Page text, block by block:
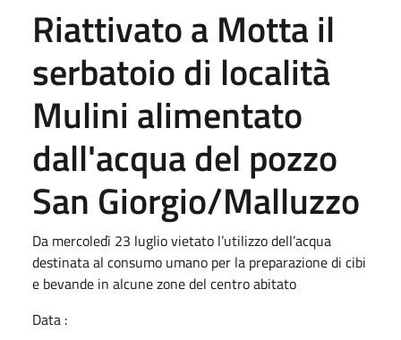
Riattivato a Motta il
serbatoio di località
Mulini alimentato
dall'acqua del pozzo
San Giorgio/Malluzzo
Da mercoledì 23 luglio vietato l’utilizzo dell’acqua
destinata al consumo umano per la preparazione di cibi
e bevande in alcune zone del centro abitato
Data :